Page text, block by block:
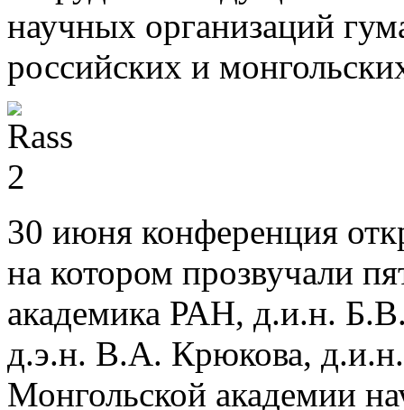
научных организаций
российских и
30 июня конференция
на котором прозвучали
академика РАН, д.и.н.
д.э.н. В.А. Крюкова,
Монгольской академии